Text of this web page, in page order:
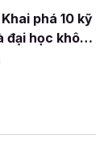
phá 10 kỹ
học không